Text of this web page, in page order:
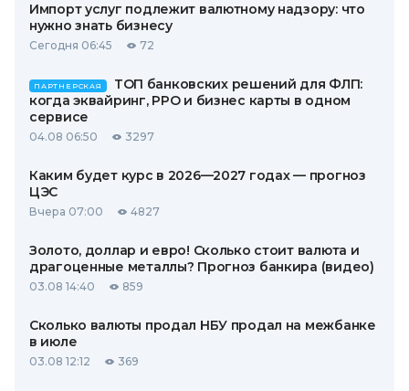
Импорт услуг подлежит валютному надзору: что
нужно знать бизнесу
Сегодня 06:45 72
ПАРТНЕРСКАЯ
ТОП банковских решений для ФЛП:
когда эквайринг, РРО и бизнес карты в одном
сервисе
04.08 06:50 3297
Каким будет курс в 2026—2027 годах — прогноз
ЦЭС
Вчера 07:00 4827
Золото, доллар и евро! Сколько стоит валюта и
драгоценные металлы? Прогноз банкира (видео)
03.08 14:40 859
Сколько валюты продал НБУ продал на межбанке
в июле
03.08 12:12 369